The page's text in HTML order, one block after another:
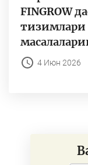
FINGROW
тизимлари
4 Июн 2026